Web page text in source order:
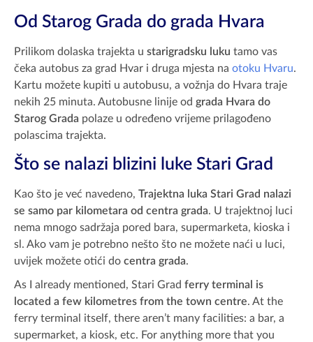
Od Starog Grada do grada Hvara
Prilikom dolaska trajekta u starigradsku luku tamo vas
čeka autobus za grad Hvar i druga mjesta na otoku Hvaru.
Kartu možete kupiti u autobusu, a vožnja do Hvara traje
nekih 25 minuta. Autobusne linije od grada Hvara do
Starog Grada polaze u određeno vrijeme prilagođeno
polascima trajekta.
Što se nalazi blizini luke Stari Grad
Kao što je već navedeno, Trajektna luka Stari Grad nalazi
se samo par kilometara od centra grada. U trajektnoj luci
nema mnogo sadržaja pored bara, supermarketa, kioska i
sl. Ako vam je potrebno nešto što ne možete naći u luci,
uvijek možete otići do centra grada.
As I already mentioned, Stari Grad ferry terminal is
located a few kilometres from the town centre. At the
ferry terminal itself, there aren’t many facilities: a bar, a
supermarket, a kiosk, etc. For anything more that you